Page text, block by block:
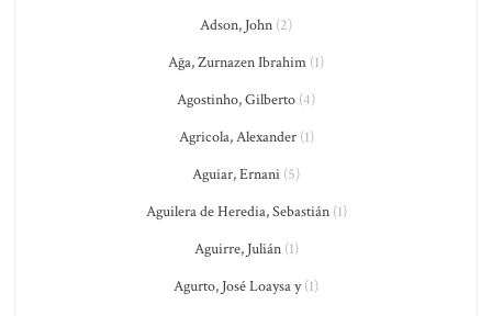
Adson, John (2)
Ağa, Zurnazen Ibrahim (1)
Agostinho, Gilberto (4)
Agricola, Alexander(1)
Aguiar, Ernani (5)
Aguilera de Heredia, Sebastián(1)
Aguirre, Julián(1)
Agurto, José Loaysa y(1)